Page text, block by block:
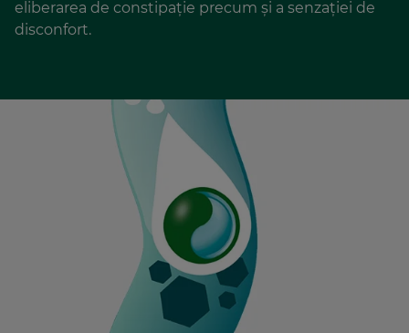
eliberarea de constipație precum și a senzației de
disconfort.